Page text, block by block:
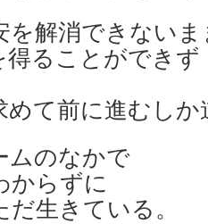
を解消できないま
得ることができず
めて前に進むし
ムのなかで
からずに
生きている。